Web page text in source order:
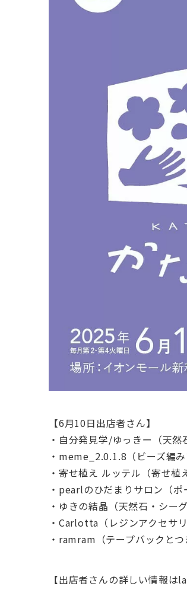
【6月10日出店者さん】
・自分発見学/ゆっきー（天然
・meme_2.0.1.8（ビーズ編み
・寄せ植え ルッテル（寄せ植
・pearlのひだまりサロン（ポ
・ゆきの結晶（天然石・シー
・Carlotta（レジンアクセサ
・ramram（テープバックと
【出店者さんの詳しい情報は